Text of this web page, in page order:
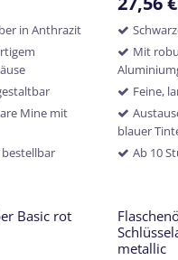
in Anthrazit
Mine mit
bestellbar
Mit
Feine,
blauer
Ab 10
Basic rot
metallic